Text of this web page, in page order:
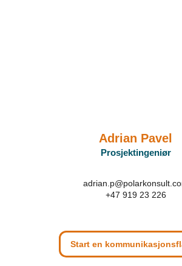
Adrian Pavel
Prosjektingeniør
+47 919 23 226
Start en